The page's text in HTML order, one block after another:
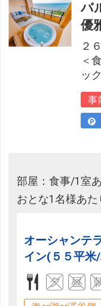
バ
優
２
＜
ッ
事
部屋：食事/1室
おとな1名様あた
オーシャンテ
イン(５５平米